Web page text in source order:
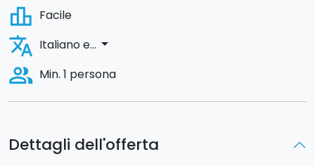
Dettagli dell'offerta
leaderboard Facile
translate Italiano e... arrow_drop_down
people_alt Min. 1 persona